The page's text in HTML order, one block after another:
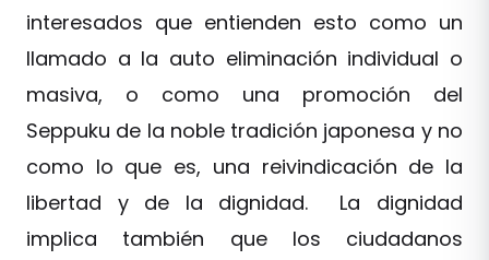
interesados que entienden esto como un
llamado a la auto eliminación individual o
masiva, o como una promoción del
Seppuku de la noble tradición japonesa y no
como lo que es, una reivindicación de la
libertad y de la dignidad. La dignidad
implica también que los ciudadanos